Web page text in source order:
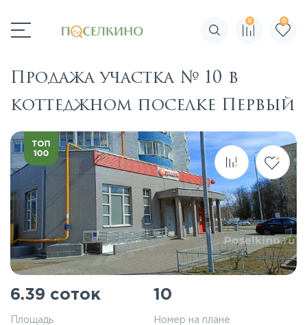
Поиск по сайту
0 0
Продажа участка № 10 в
коттеджном поселке Первый
6.39 соток
Площадь
10
Номер на плане